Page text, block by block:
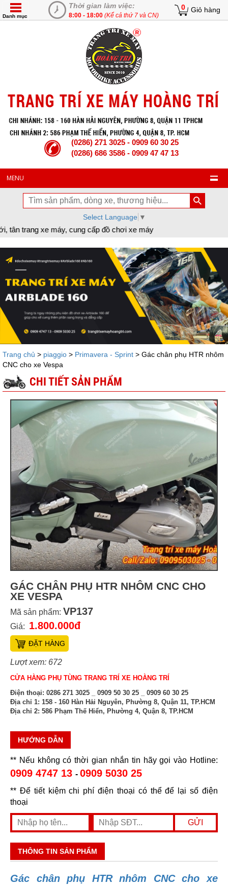
Thời gian làm việc:
8:00 - 18:00 (Kể cả thứ 7 và CN)
0 Giỏ hàng
Danh mục
(0286) 271 3025 - 0909 60 30 25
(0286) 686 3586 - 0909 47 47 13
MENU
Select Language ▼
cung cấp đồ chơi xe máy
Trang chủ > piaggio > Primavera - Sprint > Gác chân phụ HTR nhôm
CNC cho xe Vespa
CHI TIẾT SẢN PHẨM
GÁC CHÂN PHỤ HTR NHÔM CNC CHO
XE VESPA
Mã sản phẩm: VP137
Giá: 1.800.000đ
ĐẶT HÀNG
Lượt xem: 672
CỬA HÀNG PHỤ TÙNG TRANG TRÍ XE HOÀNG TRÍ
Điện thoại: 0286 271 3025 _ 0909 50 30 25 _ 0909 60 30 25
Địa chỉ 1: 158 - 160 Hàn Hải Nguyên, Phường 8, Quận 11, TP.HCM
Địa chỉ 2: 586 Phạm Thế Hiển, Phường 4, Quận 8, TP.HCM
HƯỚNG DẪN
** Nếu không có thời gian nhắn tin hãy gọi vào Hotline:
0909 4747 13 - 0909 5030 25
** Để tiết kiệm chi phí điện thoại có thể để lại số điện
thoại
THÔNG TIN SẢN PHẨM
Gác chân phụ HTR nhôm CNC cho xe